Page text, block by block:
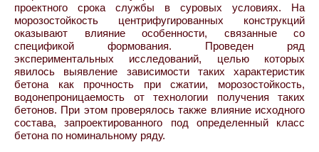
проектного срока службы в суровых условиях. На
морозостойкость центрифугированных конструкций
оказывают влияние особенности, связанные со
спецификой формования. Проведен ряд
экспериментальных исследований, целью которых
явилось выявление зависимости таких характеристик
бетона как прочность при сжатии, морозостойкость,
водонепроницаемость от технологии получения таких
бетонов. При этом проверялось также влияние исходного
состава, запроектированного под определенный класс
бетона по номинальному ряду.